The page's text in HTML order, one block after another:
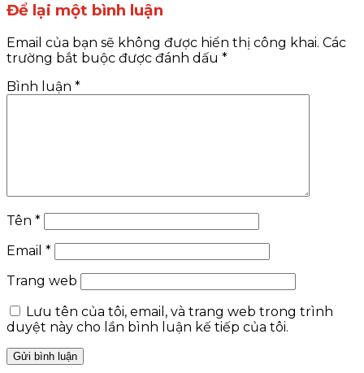
Để lại một bình luận
Email của bạn sẽ không được hiển thị công khai. Các
trường bắt buộc được đánh dấu *
Bình luận *
Tên *
Email *
Trang web
Lưu tên của tôi, email, và trang web trong trình
duyệt này cho lần bình luận kế tiếp của tôi.